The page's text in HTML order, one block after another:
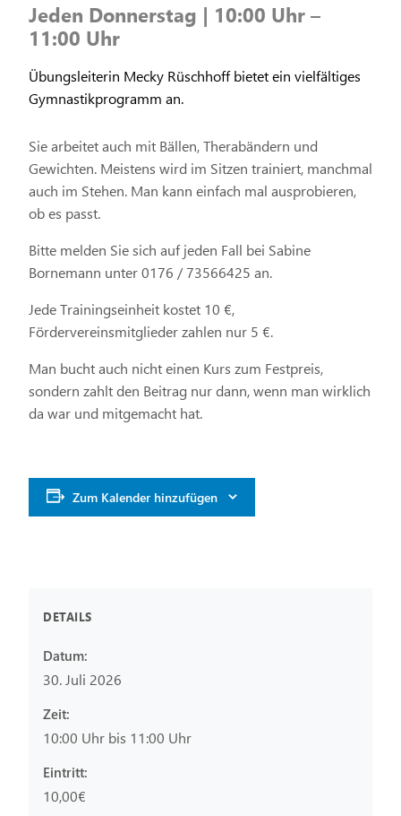
Jeden Donnerstag | 10:00 Uhr –
11:00 Uhr
Übungsleiterin Mecky Rüschhoff bietet ein vielfältiges
Gymnastikprogramm an.
Sie arbeitet auch mit Bällen, Therabändern und
Gewichten. Meistens wird im Sitzen trainiert, manchmal
auch im Stehen. Man kann einfach mal ausprobieren,
ob es passt.
Bitte melden Sie sich auf jeden Fall bei Sabine
Bornemann unter 0176 / 73566425 an.
Jede Trainingseinheit kostet 10 €,
Fördervereinsmitglieder zahlen nur 5 €.
Man bucht auch nicht einen Kurs zum Festpreis,
sondern zahlt den Beitrag nur dann, wenn man wirklich
da war und mitgemacht hat.
Zum Kalender hinzufügen
DETAILS
Datum:
30. Juli 2026
Zeit:
10:00 Uhr bis 11:00 Uhr
Eintritt:
10,00€